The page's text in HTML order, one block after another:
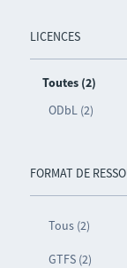
LICENCES
Toutes (2)
ODbL (2)
FORMAT DE
Tous (2)
GTFS (2)